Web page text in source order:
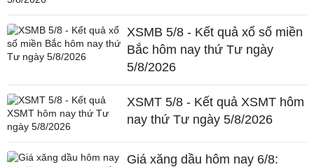
XSMB 5/8 - Kết quả xổ số miền
Bắc hôm nay thứ Tư ngày
5/8/2026
XSMT 5/8 - Kết quả XSMT hôm
nay thứ Tư ngày 5/8/2026
Giá xăng dầu hôm nay 6/8: